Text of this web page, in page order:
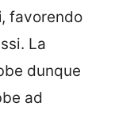
, favorendo
La
dunque
ad